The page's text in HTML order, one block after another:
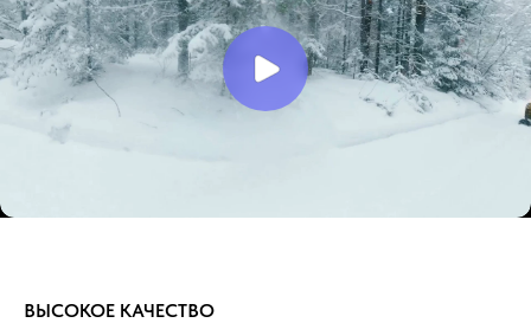
ВЫСОКОЕ КАЧЕСТВО